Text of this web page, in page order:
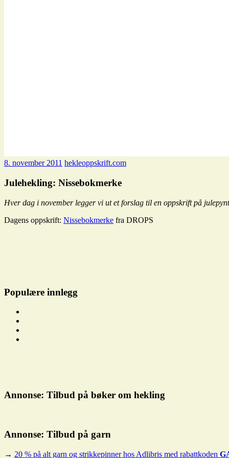
8. november 2011 hekleoppskrift.com
Julehekling: Nissebokmerke
Hver dag i november legger vi ut et forslag til en oppskrift på
Dagens oppskrift: Nissebokmerke fra DROPS
Populære innlegg
Annonse: Tilbud på bøker om hekling
Annonse: Tilbud på garn
→ 20 % på alt garn og strikkepinner hos Adlibris med rabattkoden